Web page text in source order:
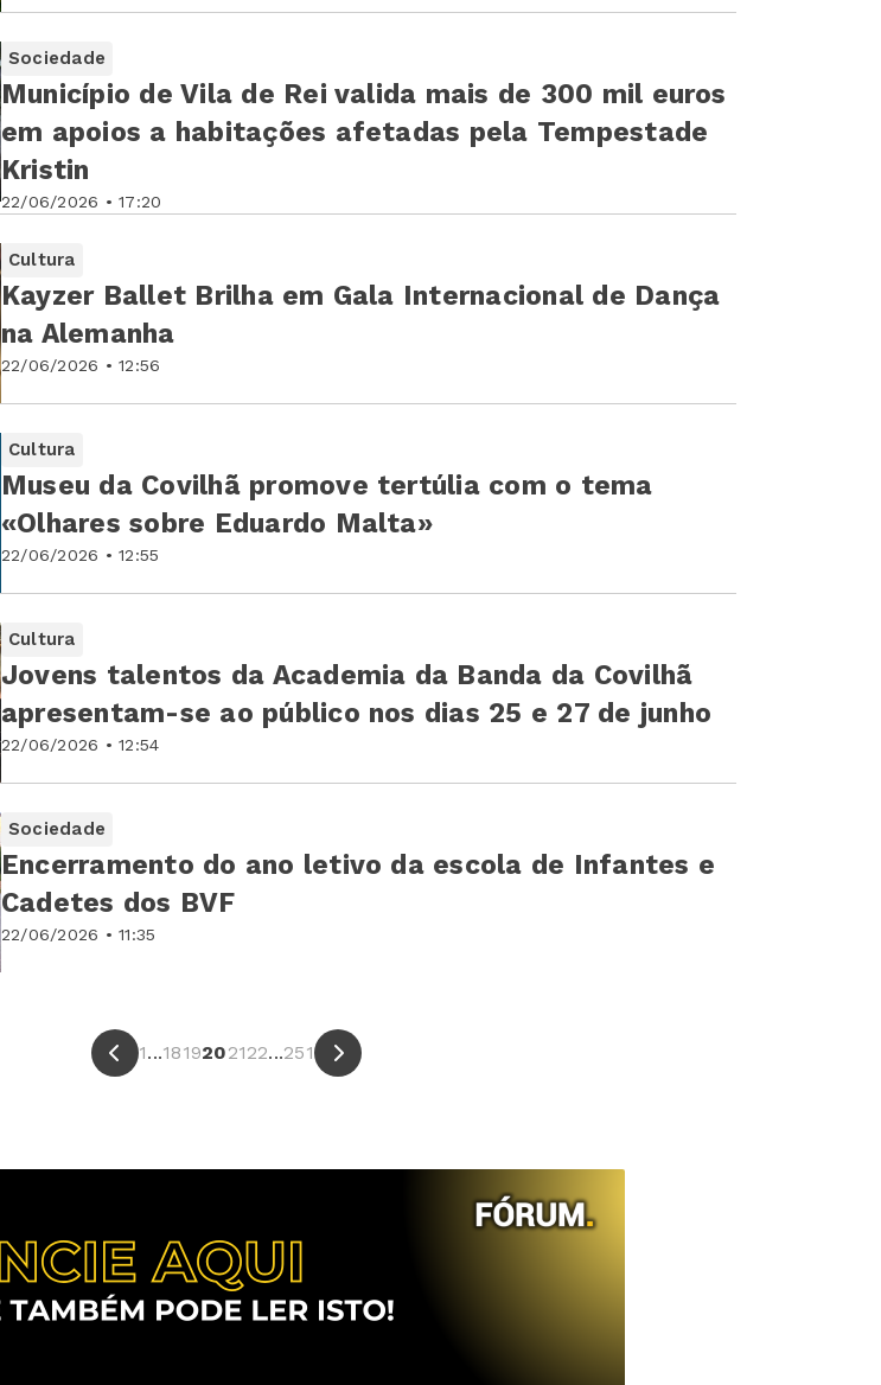
Sociedade
22/06/2026 • 17:20
Município de Vila de Rei valida mais de 300 mil euros
em apoios a habitações afetadas pela Tempestade
Kristin
Cultura
22/06/2026 • 12:56
Kayzer Ballet Brilha em Gala Internacional de Dança
na Alemanha
Cultura
22/06/2026 • 12:55
Museu da Covilhã promove tertúlia com o tema
«Olhares sobre Eduardo Malta»
Cultura
22/06/2026 • 12:54
Jovens talentos da Academia da Banda da Covilhã
apresentam-se ao público nos dias 25 e 27 de junho
Sociedade
22/06/2026 • 11:35
Encerramento do ano letivo da escola de Infantes e
Cadetes dos BVF
1...1819202122...251